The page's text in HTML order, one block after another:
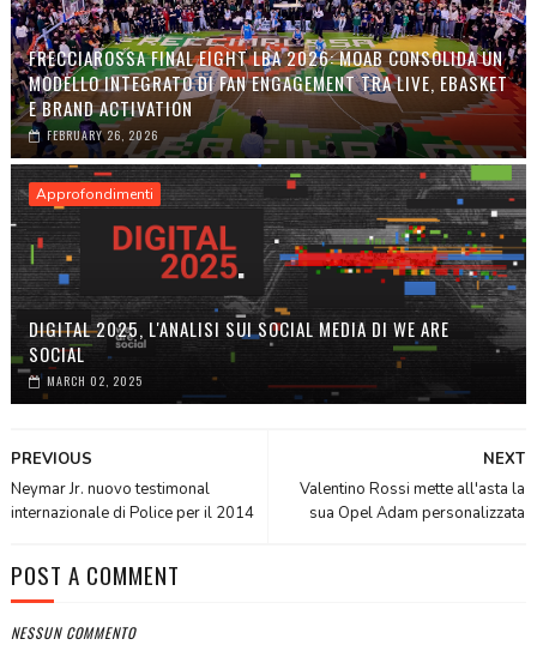
FRECCIAROSSA FINAL EIGHT LBA 2026: MOAB CONSOLIDA UN
MODELLO INTEGRATO DI FAN ENGAGEMENT TRA LIVE, EBASKET
E BRAND ACTIVATION
FEBRUARY 26, 2026
Approfondimenti
DIGITAL 2025, L'ANALISI SUI SOCIAL MEDIA DI WE ARE
SOCIAL
MARCH 02, 2025
NEXT
Valentino Rossi mette all'asta la
sua Opel Adam personalizzata
PREVIOUS
Neymar Jr. nuovo testimonal
internazionale di Police per il 2014
POST A COMMENT
NESSUN COMMENTO